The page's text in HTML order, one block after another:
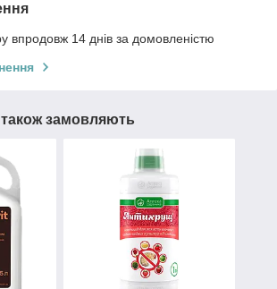
впродовж 14 днів за домовленістю
замовляють